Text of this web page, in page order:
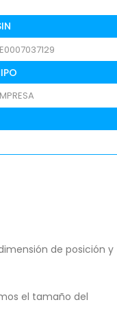
de posición y
el tamaño del